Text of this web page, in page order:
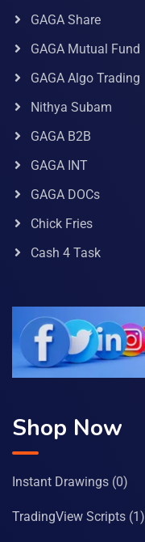
GAGA Share
GAGA Mutual Fund
GAGA Algo Trading
Nithya Subam
GAGA B2B
GAGA INT
GAGA DOCs
Chick Fries
Cash 4 Task
Shop Now
Instant Drawings (0)
TradingView Scripts (1)